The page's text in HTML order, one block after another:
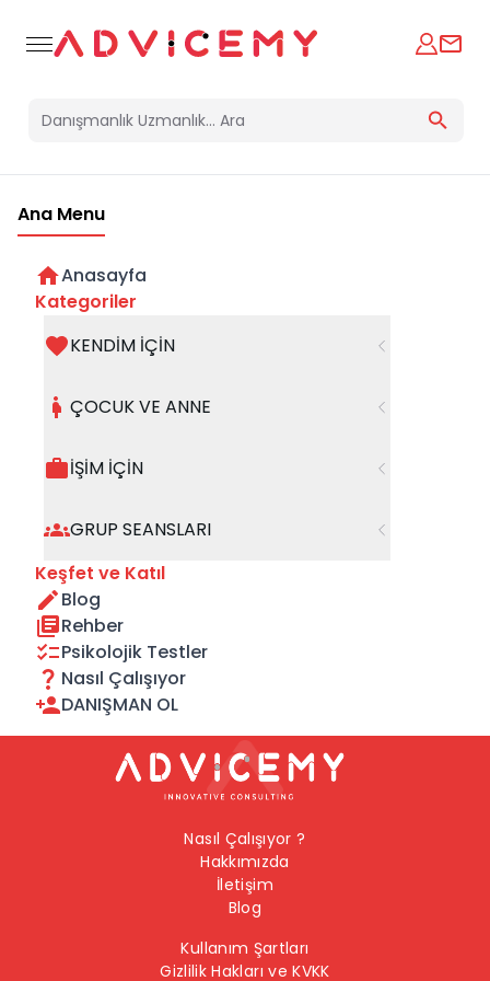
Ana Menu
Anasayfa
Kategoriler
KENDİM İÇİN
ÇOCUK VE ANNE
İŞİM İÇİN
GRUP SEANSLARI
Keşfet ve Katıl
Blog
Rehber
Psikolojik Testler
Nasıl Çalışıyor
DANIŞMAN OL
halinde whatsapp hattımızdan iletişime
Nasıl Çalışıyor ?
Hakkımızda
İletişim
Blog
Kullanım Şartları
Gizlilik Hakları ve KVKK